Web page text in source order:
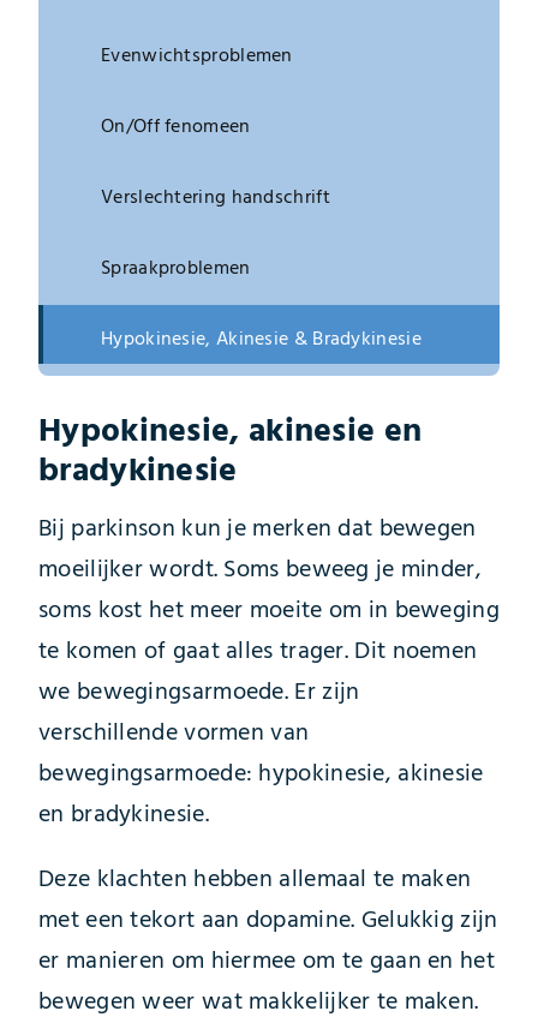
Evenwichtsproblemen
On/Off fenomeen
Verslechtering handschrift
Spraakproblemen
Hypokinesie, Akinesie & Bradykinesie
Hypokinesie, akinesie en
bradykinesie
Bij parkinson kun je merken dat bewegen
moeilijker wordt. Soms beweeg je minder,
soms kost het meer moeite om in beweging
te komen of gaat alles trager. Dit noemen
we bewegingsarmoede. Er zijn
verschillende vormen van
bewegingsarmoede: hypokinesie, akinesie
en bradykinesie.
Deze klachten hebben allemaal te maken
met een tekort aan dopamine. Gelukkig zijn
er manieren om hiermee om te gaan en het
bewegen weer wat makkelijker te maken.